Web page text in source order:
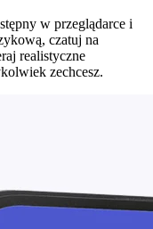
w przeglądarce i
czatuj na
realistyczne
zechcesz.